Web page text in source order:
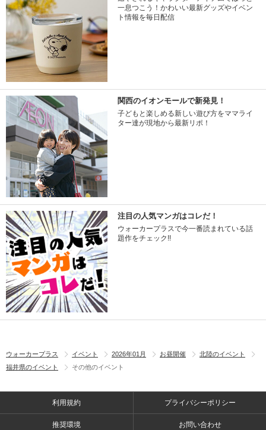
一息つこう！かわいい最新グッズやイベン
ト情報を毎日配信
関西のイオンモールで新発見！
子どもと楽しめる新しい遊び方をママライ
ター達が現地から最新リポ！
注目の人気マンガはコレだ！
ウォーカープラスで今一番読まれている話
題作をチェック!!
ウォーカープラス イベント 2026年01月 お昼開催
北陸のイベント
福井県のイベント
その他のイベント
利用規約 プライバシーポリシー
推奨環境 お問い合わせ